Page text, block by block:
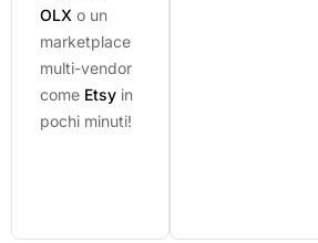
OLX o un
marketplace
multi-vendor
come Etsy in
pochi minuti!